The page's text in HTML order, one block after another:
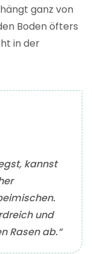
ganz von
Boden öfters
in der
kannst
und
Rasen ab.“